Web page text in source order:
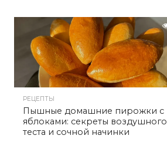
РЕЦЕПТЫ
Пышные домашние пирожки с
яблоками: секреты воздушного
теста и сочной начинки